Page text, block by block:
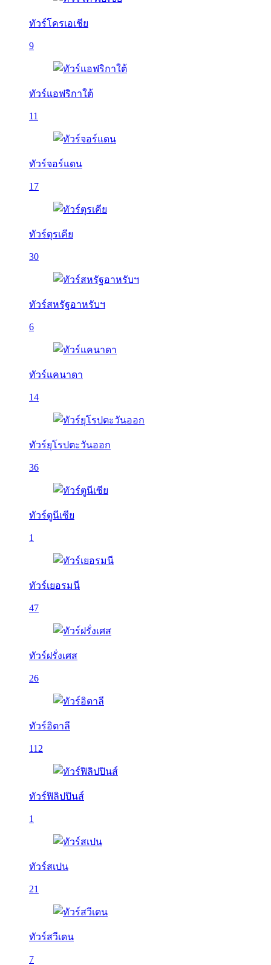
ทัวร์โครเอเชีย
9
ทัวร์แอฟริกาใต้
11
ทัวร์จอร์แดน
17
ทัวร์ตุรเคีย
30
ทัวร์สหรัฐอาหรับฯ
6
ทัวร์แคนาดา
14
ทัวร์ยุโรปตะวันออก
36
ทัวร์ตูนีเซีย
1
ทัวร์เยอรมนี
47
ทัวร์ฝรั่งเศส
26
ทัวร์อิตาลี
112
ทัวร์ฟิลิปปินส์
1
ทัวร์สเปน
21
ทัวร์สวีเดน
7